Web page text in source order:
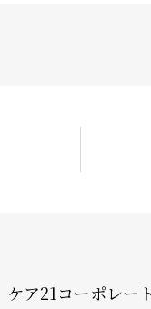
ケア21コーポレー